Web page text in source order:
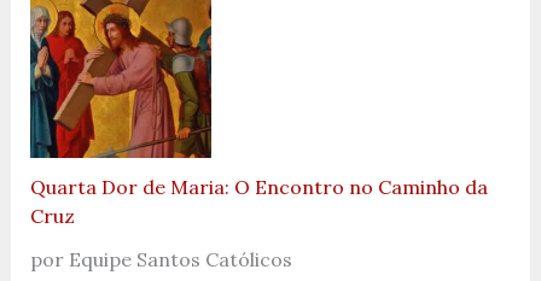
Quarta Dor de Maria: O Encontro no Caminho da
Cruz
por Equipe Santos Católicos